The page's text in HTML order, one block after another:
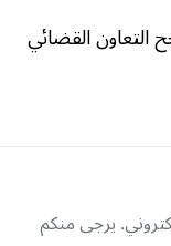
التعاون القضائي
يرجى منكم